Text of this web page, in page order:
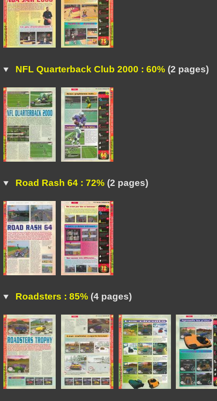
NFL Quarterback Club 2000 : 60%(2 pages)
Road Rash 64 : 72%(2 pages)
Roadsters : 85%(4 pages)